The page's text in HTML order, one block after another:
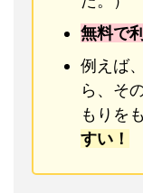
無料で
例えば
ら、そ
もりを
すい！